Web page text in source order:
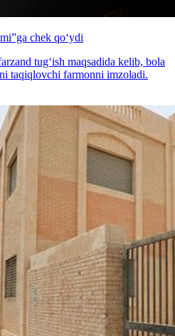
chek qo‘ydi
tug‘ish maqsadida kelib, bola
taqiqlovchi farmonni imzoladi.